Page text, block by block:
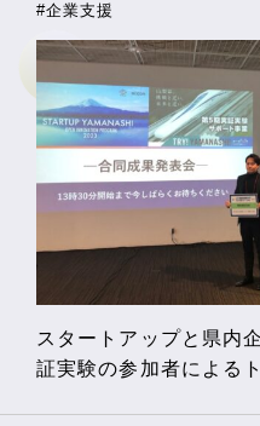
#企業支援
スタートアップと県内
証実験の参加者による